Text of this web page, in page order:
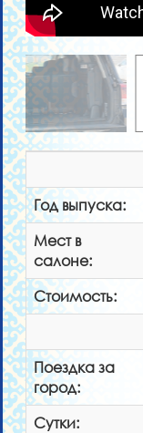
Год выпуска:
Мест в
салоне:
Стоимость:
Поездка за
город:
Сутки: